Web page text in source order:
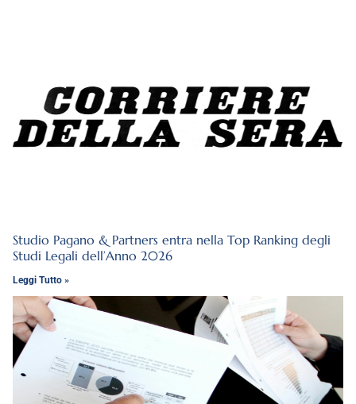
Studio Pagano & Partners entra nella Top Ranking degli
Studi Legali dell’Anno 2026
Leggi Tutto »